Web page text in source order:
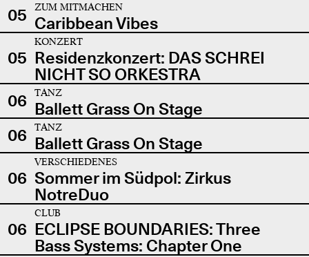
05
ZUM MITMACHEN
Caribbean Vibes
05
KONZERT
Residenzkonzert: DAS SCHREI
NICHT SO ORKESTRA
06
TANZ
Ballett Grass On Stage
06
TANZ
Ballett Grass On Stage
06
VERSCHIEDENES
Sommer im Südpol: Zirkus
NotreDuo
06
CLUB
ECLIPSE BOUNDARIES: Three
Bass Systems: Chapter One